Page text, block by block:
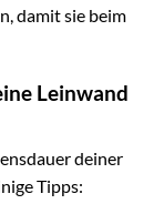
damit sie beim
Leinwand
deiner
Tipps: